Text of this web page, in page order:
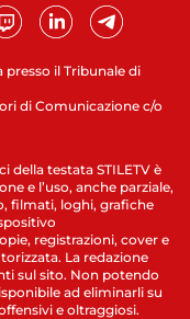
presso il Tribunale di
di Comunicazione c/o
della testata STILETV è
e l’uso, anche parziale,
filmati, loghi, grafiche
registrazioni, cover e
La redazione
sul sito. Non potendo
ad eliminarli su
e oltraggiosi.